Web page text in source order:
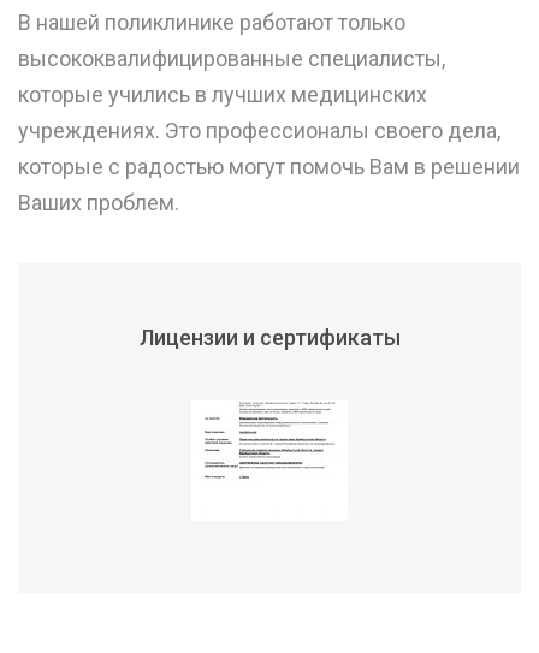
В нашей поликлинике работают только
высококвалифицированные специалисты,
которые учились в лучших медицинских
учреждениях. Это профессионалы своего дела,
которые с радостью могут помочь Вам в решении
Ваших проблем.
Лицензии и сертификаты